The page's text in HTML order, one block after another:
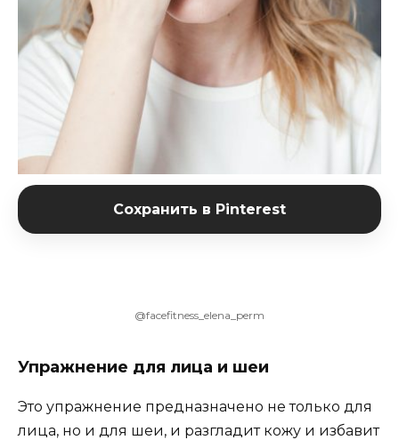
Сохранить в Pinterest
@facefitness_elena_perm
Упражнение для лица и шеи
Это упражнение предназначено не только для
лица, но и для шеи, и разгладит кожу и избавит